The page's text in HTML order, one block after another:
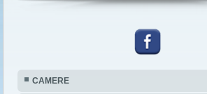
CAMERE